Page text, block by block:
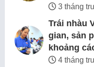
3 tháng
Trái nhàu
gian, sản
khoảng
4 tháng